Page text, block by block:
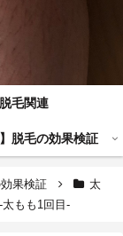
脱毛関連
】脱毛の効果検証
効果検証
太
もも1回目-